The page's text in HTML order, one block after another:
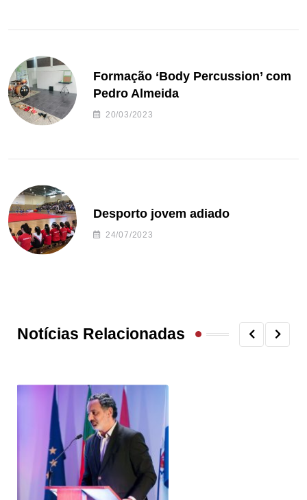
Formação ‘Body Percussion’ com
Pedro Almeida
20/03/2023
Desporto jovem adiado
24/07/2023
Notícias Relacionadas